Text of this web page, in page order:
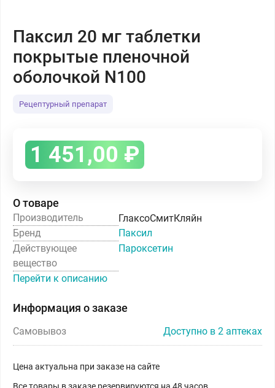
Паксил 20 мг таблетки
покрытые пленочной
оболочкой N100
Рецептурный препарат
1 451,00 ₽
О товаре
Производитель
ГлаксоСмитКляйн
Бренд
Паксил
Действующее
вещество
Пароксетин
Перейти к описанию
Информация о заказе
Самовывоз Доступно в 2 аптеках
Цена актуальна при заказе на сайте